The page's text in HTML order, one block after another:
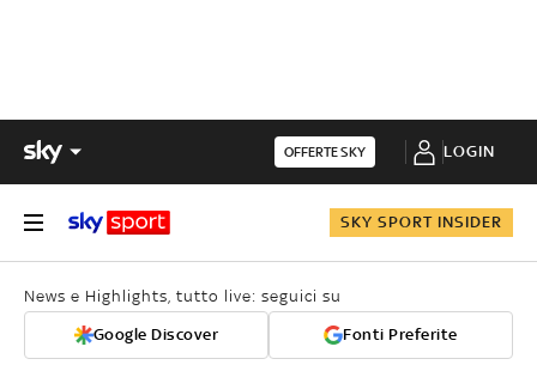
OFFERTE SKY LOGIN
SKY SPORT INSIDER
News e Highlights, tutto live: seguici su
Google Discover Fonti Preferite